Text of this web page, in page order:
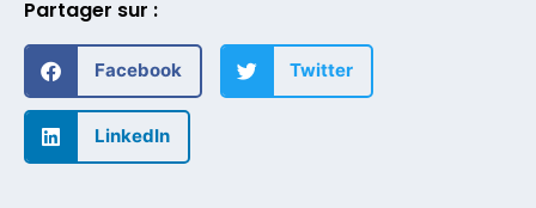
Partager sur :
Facebook Twitter
LinkedIn